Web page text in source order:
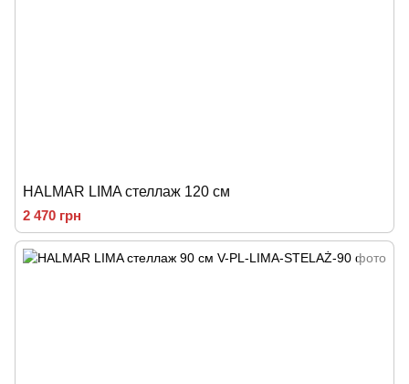
HALMAR LIMA стеллаж 120 см
2 470 грн